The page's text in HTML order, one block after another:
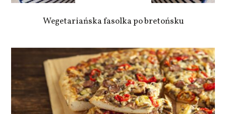
Wegetariańska fasolka po bretońsku